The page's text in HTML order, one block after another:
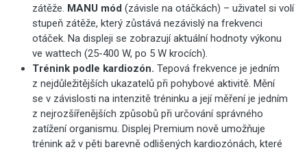
zátěže. MANU mód (závisle na otáčkách) – uživatel si volí
stupeň zátěže, který zůstává nezávislý na frekvenci
otáček. Na displeji se zobrazují aktuální hodnoty výkonu
ve wattech (25-400 W, po 5 W krocích).
Trénink podle kardiozón. Tepová frekvence je jedním
z nejdůležitějších ukazatelů při pohybové aktivitě. Mění
se v závislosti na intenzitě tréninku a její měření je jedním
z nejrozšířenějších způsobů při určování správného
zatížení organismu. Displej Premium nově umožňuje
trénink až v pěti barevně odlišených kardiozónách, které